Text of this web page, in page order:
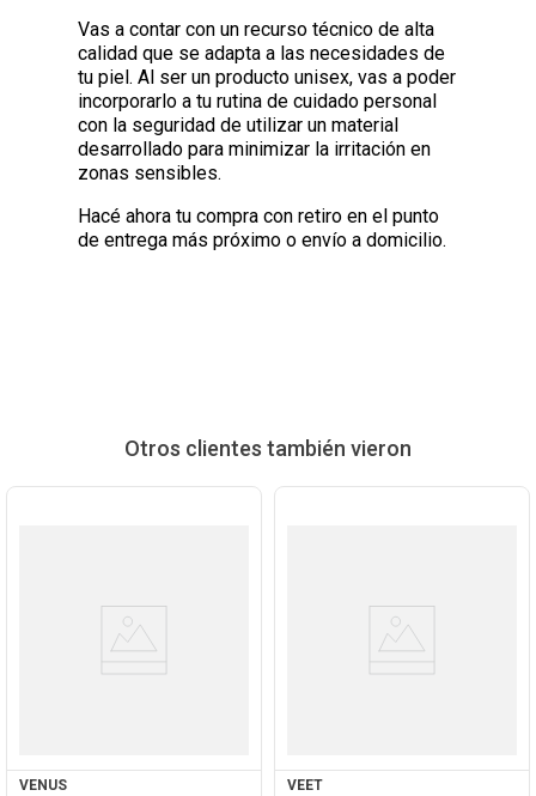
Vas a contar con un recurso técnico de alta
calidad que se adapta a las necesidades de
tu piel. Al ser un producto unisex, vas a poder
incorporarlo a tu rutina de cuidado personal
con la seguridad de utilizar un material
desarrollado para minimizar la irritación en
zonas sensibles.
Hacé ahora tu compra con retiro en el punto
de entrega más próximo o envío a domicilio.
Otros clientes también vieron
Ver
Producto
VENUS
Ver
Producto
VEET